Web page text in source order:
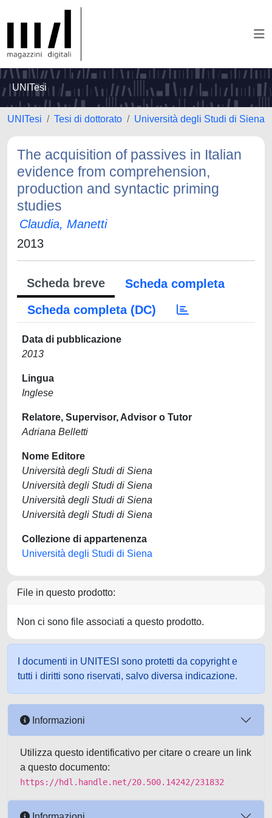
UNITesi
UNITesi Tesi di dottorato Università degli Studi di Siena
The acquisition of passives in Italian
evidence from comprehension,
production and syntactic priming
studies
Claudia, Manetti
2013
Scheda breve
Scheda completa
Scheda completa (DC)
Data di pubblicazione
2013
Lingua
Inglese
Relatore, Supervisor, Advisor o Tutor
Adriana Belletti
Nome Editore
Università degli Studi di Siena
Università degli Studi di Siena
Università degli Studi di Siena
Università degli Studi di Siena
Collezione di appartenenza
Università degli Studi di Siena
File in questo prodotto:
Non ci sono file associati a questo prodotto.
I documenti in UNITESI sono protetti da copyright e
tutti i diritti sono riservati, salvo diversa indicazione.
Informazioni
Utilizza questo identificativo per citare o creare un link
a questo documento:
https://hdl.handle.net/20.500.14242/231832